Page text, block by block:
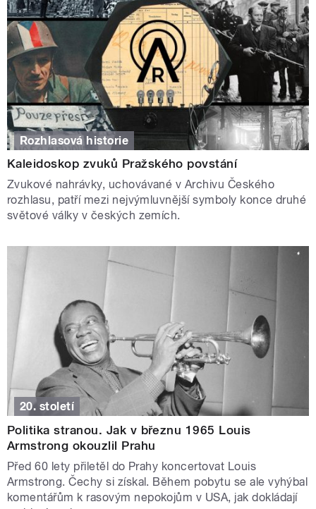
Rozhlasová historie
Kaleidoskop zvuků Pražského povstání
Zvukové nahrávky, uchovávané v Archivu Českého
rozhlasu, patří mezi nejvýmluvnější symboly konce druhé
světové války v českých zemích.
20. století
Politika stranou. Jak v březnu 1965 Louis
Armstrong okouzlil Prahu
Před 60 lety přiletěl do Prahy koncertovat Louis
Armstrong. Čechy si získal. Během pobytu se ale vyhýbal
komentářům k rasovým nepokojům v USA, jak dokládají